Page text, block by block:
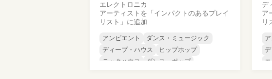
エレクトロニカ
アーティストを「インパクトのあるプレイ
リスト」に追加
アンビエント
ダンス・ミュージック
ディープ・ハウス
ヒップホップ
テックハウス
ダンス・ポップ
デ
ア
リ